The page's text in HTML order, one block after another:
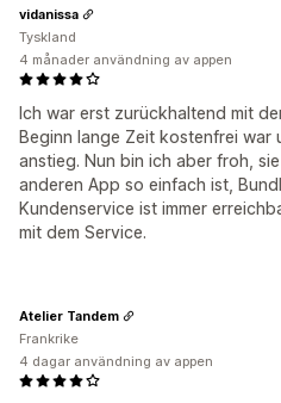
Ich war erst zurückhaltend mit
Beginn lange Zeit kostenfrei war
anstieg. Nun bin ich aber froh,
anderen App so einfach ist,
Kundenservice ist immer
mit dem Service.
vidanissa
Tyskland
4 månader användning av appen
Atelier Tandem
Frankrike
4 dagar användning av appen